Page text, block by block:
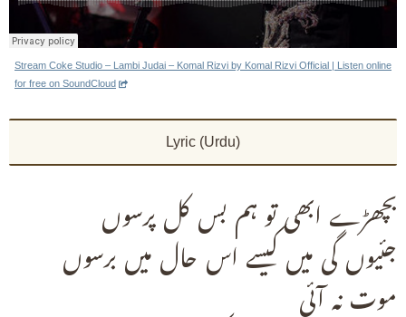
Stream Coke Studio – Lambi Judai – Komal Rizvi by Komal Rizvi Official | Listen online
for free on SoundCloud
Lyric (Urdu)
بچھڑے ابھی تو ہم بس کل پرسوں
جئیوں گی میں کیسے اس حال میں برسوں
موت نہ آئی